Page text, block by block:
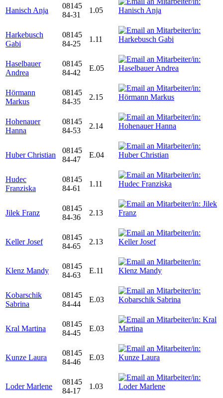
Hanisch Anja
08145
84-31
1.05
Harkebusch
Gabi
08145
84-25
1.11
Haselbauer
Andrea
08145
84-42
E.05
Hörmann
Markus
08145
84-35
2.15
Hohenauer
Hanna
08145
84-53
2.14
Huber Christian
08145
84-47
E.04
Hudec
Franziska
08145
84-61
1.11
Jilek Franz
08145
84-36
2.13
Keller Josef
08145
84-65
2.13
Klenz Mandy
08145
84-63
E.11
Kobarschik
Sabrina
08145
84-44
E.03
Kral Martina
08145
84-45
E.03
Kunze Laura
08145
84-46
E.03
Loder Marlene
08145
84-17
1.03